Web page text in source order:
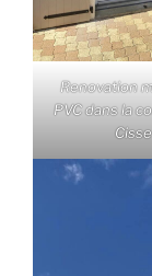
Renovation
PVC dans la